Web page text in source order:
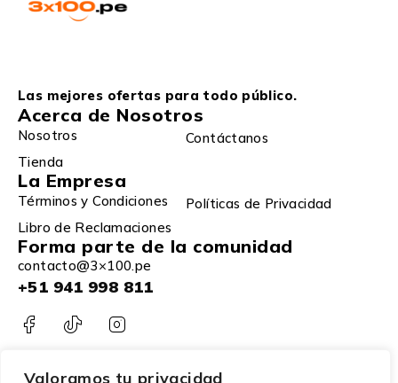
Valoramos tu privacidad
Las mejores ofertas para todo público.
Acerca de Nosotros
Nosotros
Contáctanos
Tienda
La Empresa
Términos y Condiciones
Políticas de Privacidad
Libro de Reclamaciones
Forma parte de la comunidad
contacto@3×100.pe
+51 941 998 811